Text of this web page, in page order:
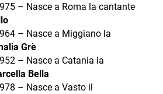
– Nasce a Roma la cantante
– Nasce a Miggiano la
Grè
– Nasce a Catania la
Bella
– Nasce a Vasto il